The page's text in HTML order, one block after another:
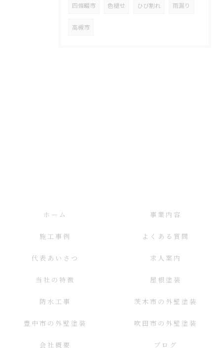
四條畷市 色褪せ ひび割れ 雨漏り
高槻市
ホーム 事業内容
施工事例 よくある質問
代表あいさつ 求人案内
当社の特徴 屋根塗装
防水工事 茨木市の外壁塗装
豊中市の外壁塗装 吹田市の外壁塗装
会社概要 ブログ